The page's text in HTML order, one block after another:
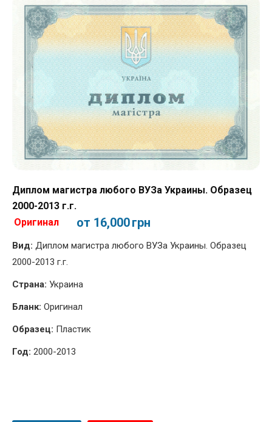
Диплом магистра любого ВУЗа Украины. Образец
2000-2013 г.г.
Оригинал
от 16,000грн
Вид: Диплом магистра любого ВУЗа Украины. Образец
2000-2013 г.г.
Страна: Украина
Бланк: Оригинал
Образец: Пластик
Год: 2000-2013